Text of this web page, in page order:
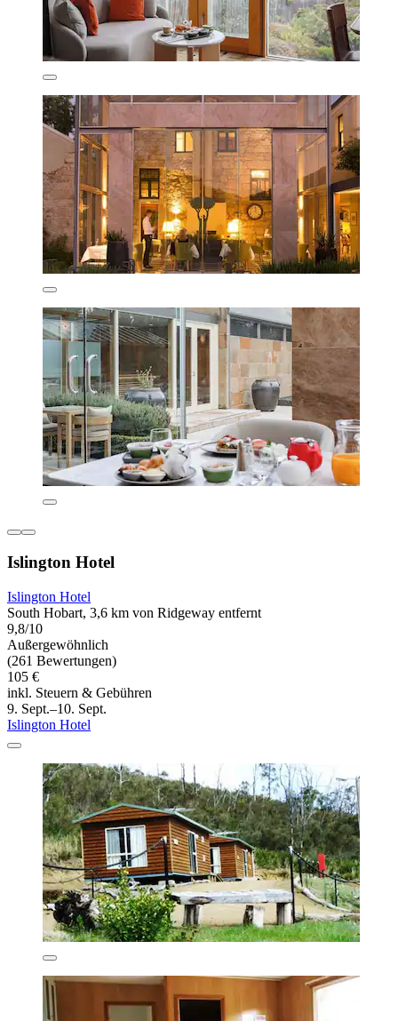
Islington Hotel
Islington Hotel
South Hobart, 3,6 km von Ridgeway entfernt
9,8/10
Außergewöhnlich
(261 Bewertungen)
105 €
inkl. Steuern & Gebühren
9. Sept.–10. Sept.
Islington Hotel